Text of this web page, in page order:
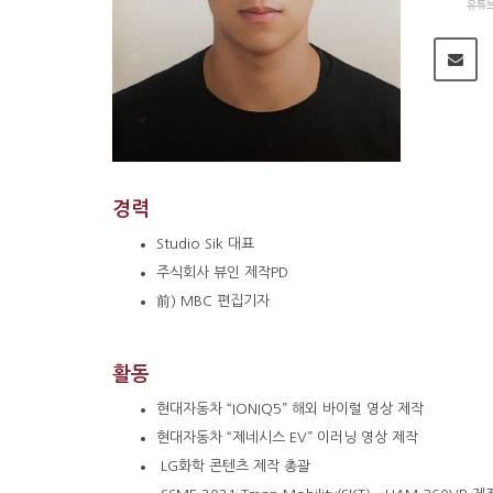
유튜
경력
Studio Sik 대표
주식회사 뷰인 제작PD
前) MBC 편집기자
활동
현대자동차 “IONIQ5” 해외 바이럴 영상 제작
현대자동차 “제네시스 EV” 이러닝 영상 제작
LG화학 콘텐츠 제작 총괄